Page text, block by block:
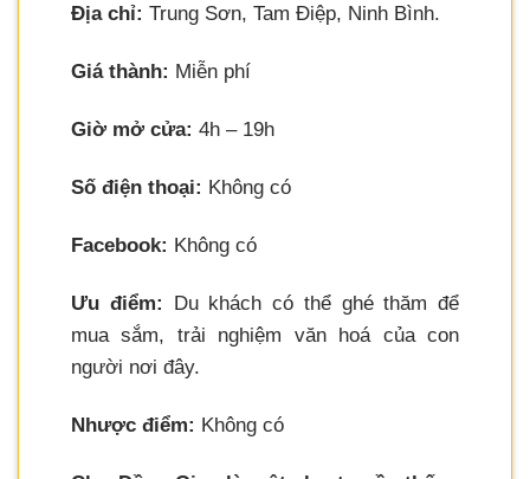
Địa chỉ: Trung Sơn, Tam Điệp, Ninh Bình.
Giá thành: Miễn phí
Giờ mở cửa: 4h – 19h
Số điện thoại: Không có
Facebook: Không có
Ưu điểm: Du khách có thể ghé thăm để
mua sắm, trải nghiệm văn hoá của con
người nơi đây.
Nhược điểm: Không có